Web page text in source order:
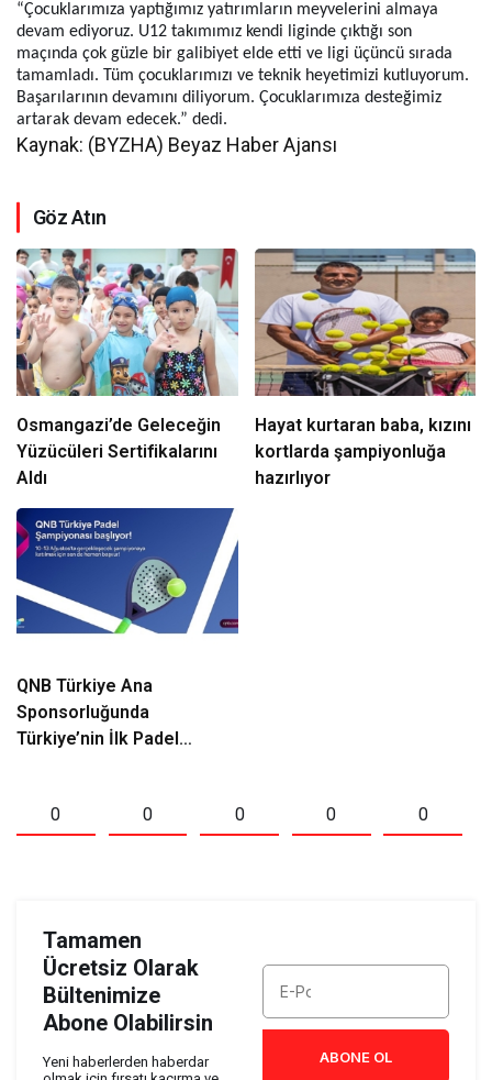
“Çocuklarımıza yaptığımız yatırımların meyvelerini almaya
devam ediyoruz. U12 takımımız kendi liginde çıktığı son
maçında çok güzle bir galibiyet elde etti ve ligi üçüncü sırada
tamamladı. Tüm çocuklarımızı ve teknik heyetimizi kutluyorum.
Başarılarının devamını diliyorum. Çocuklarımıza desteğimiz
artarak devam edecek.” dedi.
Kaynak: (BYZHA) Beyaz Haber Ajansı
Göz Atın
Osmangazi’de Geleceğin
Yüzücüleri Sertifikalarını
Aldı
Hayat kurtaran baba, kızını
kortlarda şampiyonluğa
hazırlıyor
QNB Türkiye Ana
Sponsorluğunda
Türkiye’nin İlk Padel
0
0 0 0 0
Tamamen
Ücretsiz Olarak
Bültenimize
Abone Olabilirsin
Yeni haberlerden haberdar
ABONE OL